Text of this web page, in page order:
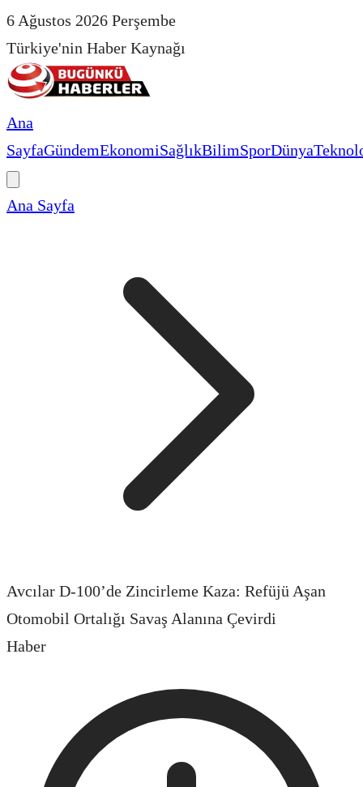
6 Ağustos 2026 Perşembe
Türkiye'nin Haber Kaynağı
Ana
SayfaGündemEkonomiSağlıkBilimSporDünya
Ana Sayfa
Avcılar D-100’de Zincirleme Kaza: Refüjü Aşan
Otomobil Ortalığı Savaş Alanına Çevirdi
Haber